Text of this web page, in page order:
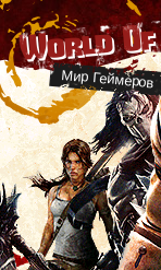
World
Мир Геймеров